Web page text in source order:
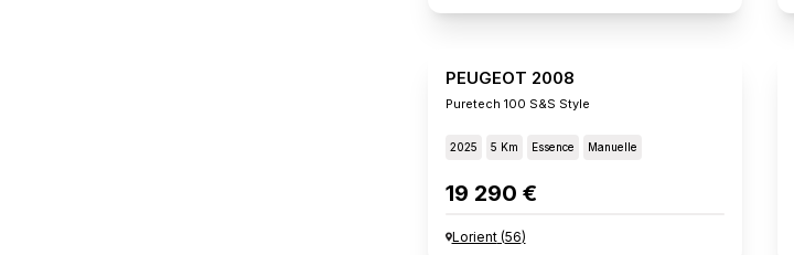
PEUGEOT 2008
Puretech 100 S&s Style
2025 5 Km Essence Manuelle
19 290 €
Lorient(56)